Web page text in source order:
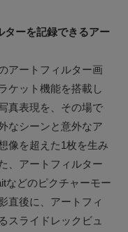
ーを記録できるアー
アートフィルター画
ケット機能を搭載し
真表現を、その場で
なシーンと意外なア
像を超えた1枚を生み
、アートフィルター
などのピクチャーモー
直後に、アートフィ
スライドレックビュ